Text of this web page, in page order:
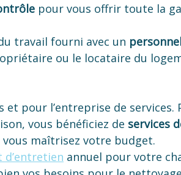
pour vous offrir toute la
travail fourni avec un
ou le locataire du
pour l’entreprise de services.
vous bénéficiez de services
maîtrisez votre budget.
d’entretien annuel pour votre